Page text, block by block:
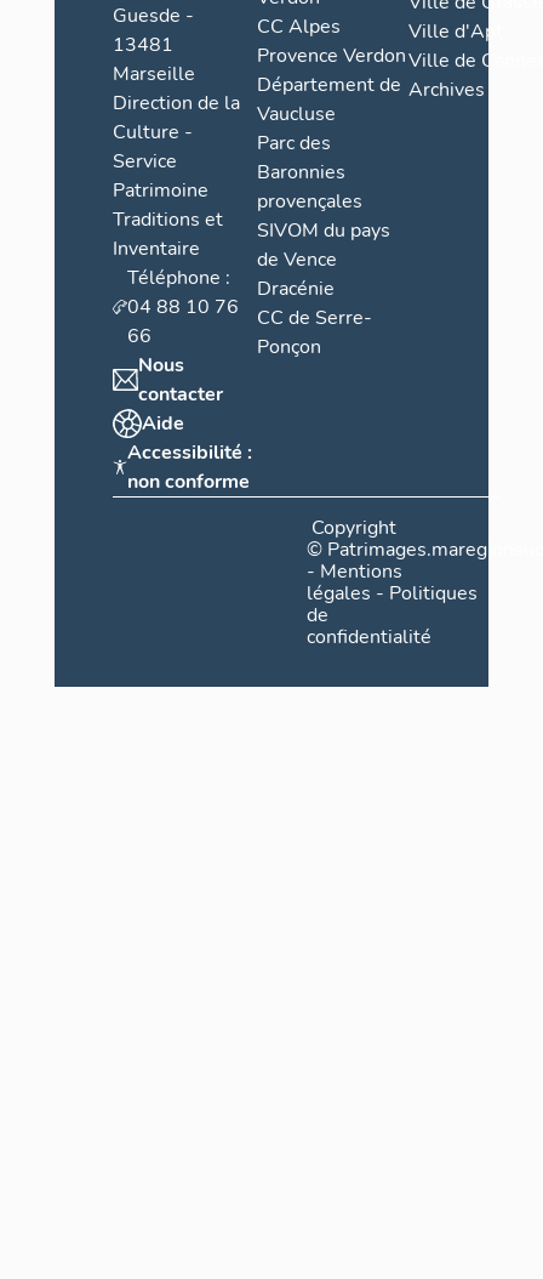
Guesde -
13481
Marseille
Direction de la
Culture -
Service
Patrimoine
Traditions et
Inventaire
Téléphone :
04 88 10 76
66
Nous
contacter
Aide
Accessibilité :
non conforme
CC Alpes
Provence Verdon
Département de
Vaucluse
Parc des
Baronnies
provençales
SIVOM du pays
de Vence
Dracénie
CC de Serre-
Ponçon
Ville d'Apt
Ville de
Archives
Copyright
©
- Mentions
légales - Politiques
de
confidentialité